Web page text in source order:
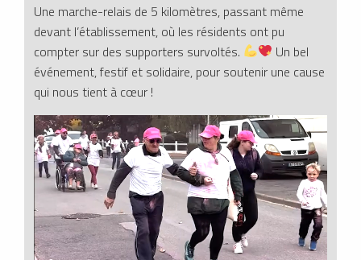
Une marche-relais de 5 kilomètres, passant même
devant l’établissement, où les résidents ont pu
compter sur des supporters survoltés.
Un bel
événement, festif et solidaire, pour soutenir une cause
qui nous tient à cœur !